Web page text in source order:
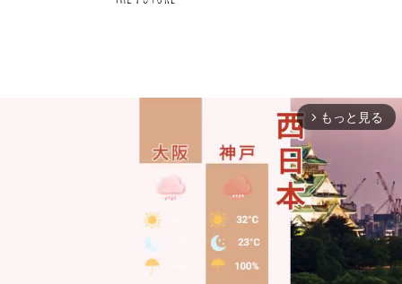
arrow_forward_ios もっと見る